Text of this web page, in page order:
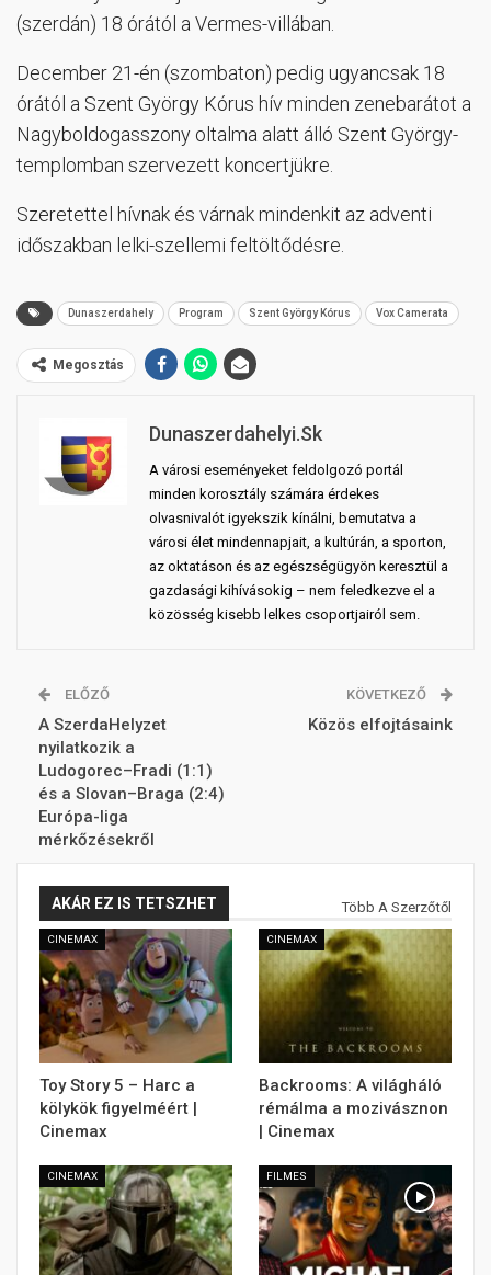
(szerdán) 18 órától a Vermes-villában.
December 21-én (szombaton) pedig ugyancsak 18
órától a Szent György Kórus hív minden zenebarátot a
Nagyboldogasszony oltalma alatt álló Szent György-
templomban szervezett koncertjükre.
Szeretettel hívnak és várnak mindenkit az adventi
időszakban lelki-szellemi feltöltődésre.
Dunaszerdahely Program Szent György Kórus Vox Camerata
Megosztás
Dunaszerdahelyi.sk
A városi eseményeket feldolgozó portál
minden korosztály számára érdekes
olvasnivalót igyekszik kínálni, bemutatva a
városi élet mindennapjait, a kultúrán, a sporton,
az oktatáson és az egészségügyön keresztül a
gazdasági kihívásokig – nem feledkezve el a
közösség kisebb lelkes csoportjairól sem.
ELŐZŐ
A SzerdaHelyzet
nyilatkozik a
Ludogorec–Fradi (1:1)
és a Slovan–Braga (2:4)
Európa-liga
mérkőzésekről
KÖVETKEZŐ
Közös elfojtásaink
AKÁR EZ IS TETSZHET Több A Szerzőtől
CINEMAX
Toy Story 5 – Harc a
kölykök figyelméért |
Cinemax
CINEMAX
Backrooms: A világháló
rémálma a mozivásznon
| Cinemax
CINEMAX FILMES